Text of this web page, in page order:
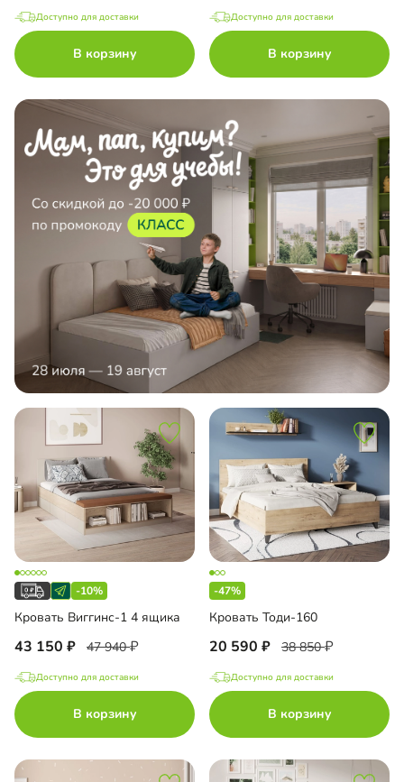
Доступно для доставки
В корзину
Доступно для доставки
В корзину
-10%
Кровать Виггинс-1 4 ящика
43 150 47 940
Доступно для доставки
В корзину
-47%
Кровать Тоди-160
20 590 38 850
Доступно для доставки
В корзину